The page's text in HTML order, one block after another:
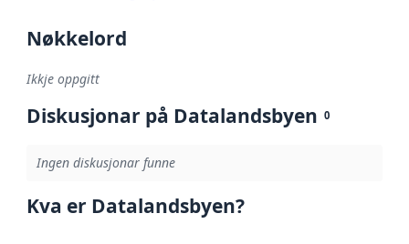
Nøkkelord
Ikkje oppgitt
Diskusjonar på Datalandsbyen 0
Ingen diskusjonar funne
Kva er Datalandsbyen?